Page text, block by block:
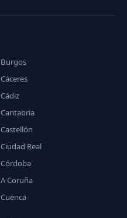
Burgos
Cáceres
Cádiz
Cantabria
Castellón
Ciudad Real
Córdoba
A Coruña
Cuenca